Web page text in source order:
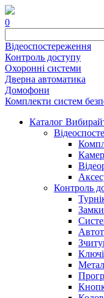
0
Відеоспостереження
Контроль доступу
Охоронні системи
Дверна автоматика
Домофони
Комплекти систем
Каталог
Контроль